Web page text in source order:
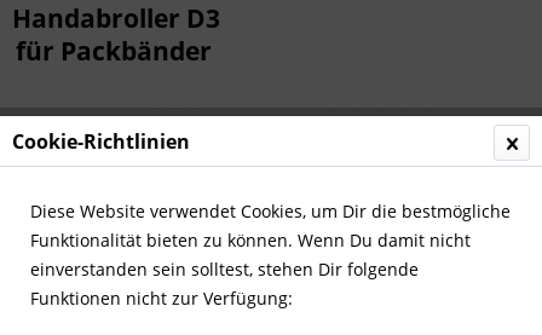
Handabroller D3
für Packbänder
Cookie-Richtlinien
Diese Website verwendet Cookies, um Dir die bestmögliche
Funktionalität bieten zu können. Wenn Du damit nicht
einverstanden sein solltest, stehen Dir folgende
Funktionen nicht zur Verfügung: